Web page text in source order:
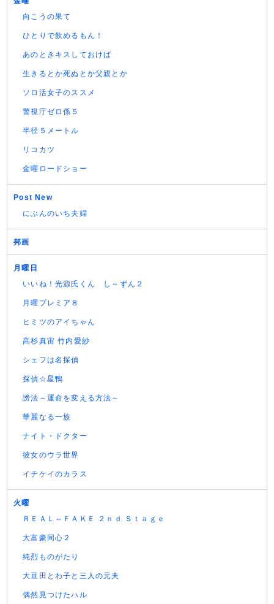
向こうの果て
ひとりで飲めるもん！
あのときキスしておけば
生きるとか死ぬとか父親とか
ソロ活女子のススメ
警視庁ゼロ係５
半径５メートル
リコカツ
金曜ロードショー
Post New
にぶんのいち夫婦
邦画
月曜日
いいね！光源氏くん し～ずん２
月曜プレミア８
ヒミツのアイちゃん
高杉真宙 竹内愛紗
シェフは名探偵
探偵☆星鴨
謗法～運命を変える方法～
華麗なる一族
ナイト・ドクター
彼女のウラ世界
イチケイのカラス
火曜
ＲＥＡＬ⇔ＦＡＫＥ ２ｎｄ Ｓｔａｇｅ
大富豪同心２
純烈ものがたり
大豆田とわ子と三人の元夫
偶然見つけたハル